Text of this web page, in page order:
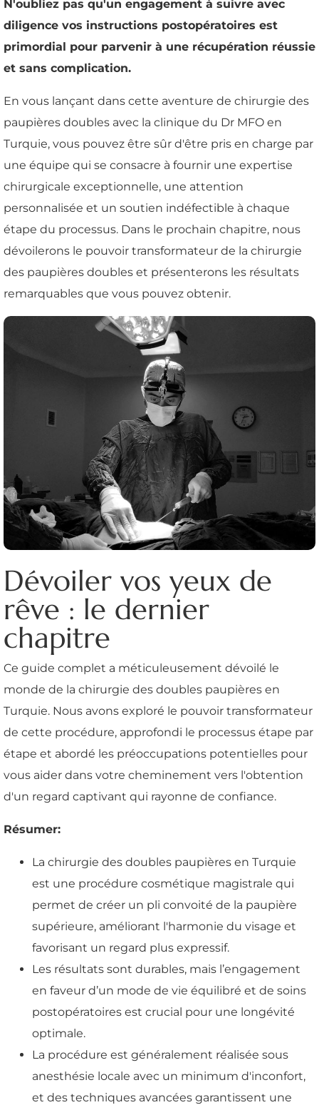
N'oubliez pas qu'un engagement à suivre avec
diligence vos instructions postopératoires est
primordial pour parvenir à une récupération réussie
et sans complication.
En vous lançant dans cette aventure de chirurgie des
paupières doubles avec la clinique du Dr MFO en
Turquie, vous pouvez être sûr d'être pris en charge par
une équipe qui se consacre à fournir une expertise
chirurgicale exceptionnelle, une attention
personnalisée et un soutien indéfectible à chaque
étape du processus. Dans le prochain chapitre, nous
dévoilerons le pouvoir transformateur de la chirurgie
des paupières doubles et présenterons les résultats
remarquables que vous pouvez obtenir.
Dévoiler vos yeux de
rêve : le dernier
chapitre
Ce guide complet a méticuleusement dévoilé le
monde de la chirurgie des doubles paupières en
Turquie. Nous avons exploré le pouvoir transformateur
de cette procédure, approfondi le processus étape par
étape et abordé les préoccupations potentielles pour
vous aider dans votre cheminement vers l'obtention
d'un regard captivant qui rayonne de confiance.
Résumer:
La chirurgie des doubles paupières en Turquie
est une procédure cosmétique magistrale qui
permet de créer un pli convoité de la paupière
supérieure, améliorant l'harmonie du visage et
favorisant un regard plus expressif.
Les résultats sont durables, mais l’engagement
en faveur d’un mode de vie équilibré et de soins
postopératoires est crucial pour une longévité
optimale.
La procédure est généralement réalisée sous
anesthésie locale avec un minimum d'inconfort,
et des techniques avancées garantissent une